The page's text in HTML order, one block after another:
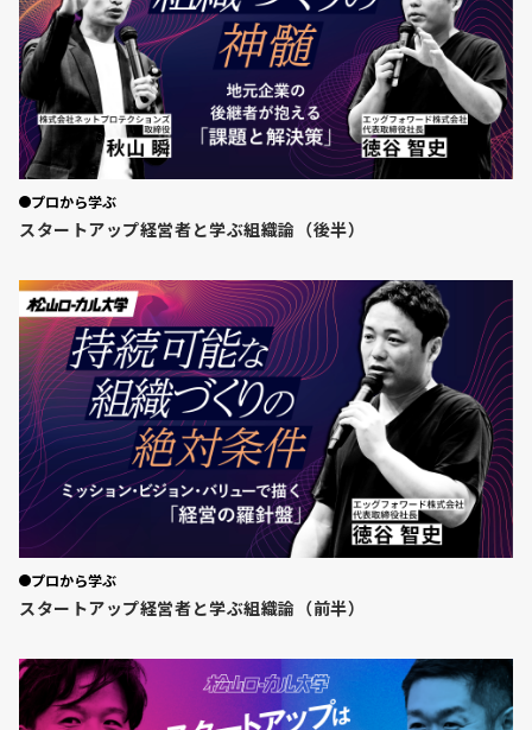
プロから学ぶ
スタートアップ経営者と学ぶ組織論（後半）
プロから学ぶ
スタートアップ経営者と学ぶ組織論（前半）